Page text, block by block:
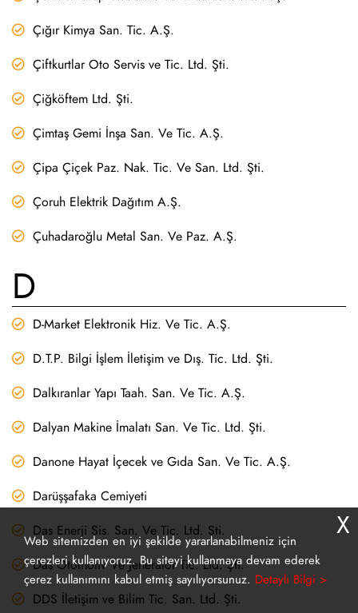
Çığır Kimya San. Tic. A.Ş.
Çiftkurtlar Oto Servis ve Tic. Ltd. Şti.
Çiğköftem Ltd. Şti.
Çimtaş Gemi İnşa San. Ve Tic. A.Ş.
Çipa Çiçek Paz. Nak. Tic. Ve San. Ltd. Şti.
Çoruh Elektrik Dağıtım A.Ş.
Çuhadaroğlu Metal San. Ve Paz. A.Ş.
D
D-Market Elektronik Hiz. Ve Tic. A.Ş.
D.T.P. Bilgi İşlem İletişim ve Dış. Tic. Ltd. Şti.
Dalkıranlar Yapı Taah. San. Ve Tic. A.Ş.
Dalyan Makine İmalatı San. Ve Tic. Ltd. Şti.
Danone Hayat İçecek ve Gıda San. Ve Tic. A.Ş.
Darüşşafaka Cemiyeti
Das Enerji Sis. San. Ve Tic. Ltd. Şti.
Das Otomotiv Ve Jeneratör Tic. Ltd. Şti.
DDS İletişim ve Bilim Tic. San. Ltd. Şti.
Web sitemizden en iyi şekilde yararlanabilmeniz için
çerezleri kullanıyoruz. Bu siteyi kullanmaya devam ederek
çerez kullanımını kabul etmiş sayılıyorsunuz. Detaylı Bilgi >
X